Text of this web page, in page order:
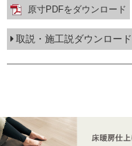
原寸PDFをダウンロード
取説・施工説ダウンロード